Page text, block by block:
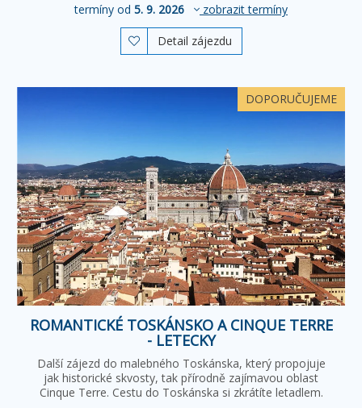
termíny od 5. 9. 2026 zobrazit termíny
 Detail zájezdu
DOPORUČUJEME
ROMANTICKÉ TOSKÁNSKO A CINQUE TERRE
- LETECKY
Další zájezd do malebného Toskánska, který propojuje
jak historické skvosty, tak přírodně zajímavou oblast
Cinque Terre. Cestu do Toskánska si zkrátíte letadlem.